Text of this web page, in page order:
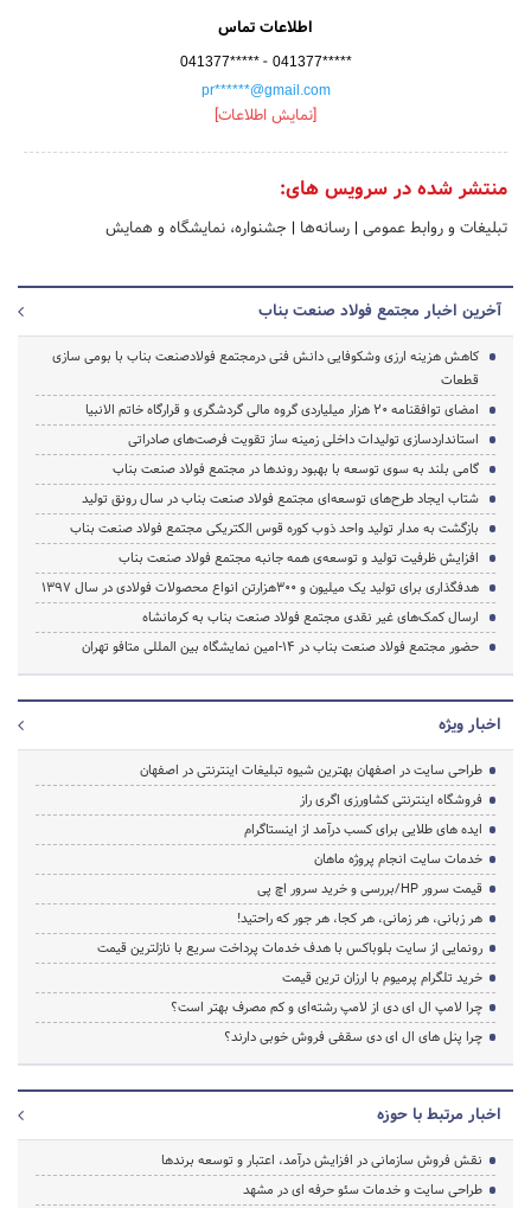
اطلاعات تماس
041377***** - 041377*****
pr******@gmail.com
[نمایش اطلاعات]
منتشر شده در سرویس های:
تبلیغات و روابط عمومی | رسانه‌ها | جشنواره، نمایشگاه و همایش
آخرین اخبار مجتمع فولاد صنعت بناب
کاهش هزینه ارزی وشکوفایی دانش فنی درمجتمع فولادصنعت بناب با بومی سازی
قطعات
امضای توافقنامه ۲۰ هزار میلیاردی گروه مالی گردشگری و قرارگاه خاتم الانبیا
استانداردسازی تولیدات داخلی زمینه ساز تقویت فرصت‌های صادراتی
گامی بلند به سوی توسعه با بهبود روندها در مجتمع فولاد صنعت بناب
شتاب ایجاد طرح‌های توسعه‌ای مجتمع فولاد صنعت بناب در سال رونق تولید
بازگشت به مدار تولید واحد ذوب کوره قوس‌ الکتریکی مجتمع فولاد صنعت بناب
افزایش ظرفیت تولید و توسعه‌ی همه جانبه مجتمع فولاد صنعت بناب
هدفگذاری برای تولید یک میلیون و 300هزارتن انواع محصولات فولادی در سال 1397
ارسال کمک‌های غیر نقدی مجتمع فولاد صنعت بناب به کرمانشاه
حضور مجتمع فولاد صنعت بناب در ۱۴-امین نمایشگاه بین المللی متافو تهران
اخبار ویژه
طراحی سایت در اصفهان بهترین شیوه تبلیغات اینترنتی در اصفهان
فروشگاه اینترنتی کشاورزی اگری راز
ایده های طلایی برای کسب درآمد از اینستاگرام
خدمات سایت انجام پروژه ماهان
قیمت سرور HP/بررسی و خرید سرور اچ پی
هر زبانی، هر زمانی، هر کجا، هر جور که راحتید!
رونمایی از سایت بلوباکس با هدف خدمات پرداخت سریع با نازلترین قیمت
خرید تلگرام پرمیوم با ارزان ترین قیمت
چرا لامپ ال ای دی از لامپ رشته‌ای و کم مصرف بهتر است؟
چرا پنل های ال ای دی سقفی فروش خوبی دارند؟
اخبار مرتبط با حوزه
نقش فروش سازمانی در افزایش درآمد، اعتبار و توسعه برندها
طراحی سایت و خدمات سئو حرفه ای در مشهد